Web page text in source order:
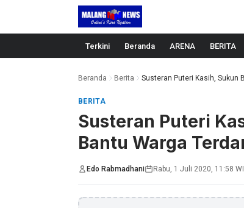
Langsung ke konten
Terkini Beranda ARENA BERITA
Beranda Berita Susteran Puteri Kasih, Sukun
BERITA
Susteran Puteri
Bantu Warga
Edo Rabmadhani Rabu, 1 Juli 2020, 11:58